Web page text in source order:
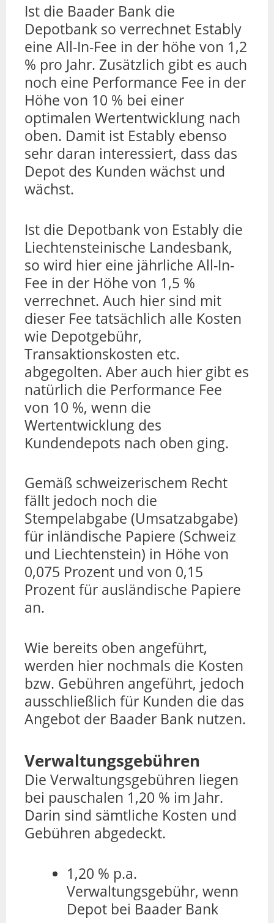
Ist die Baader Bank die
Depotbank so verrechnet Estably
eine All-In-Fee in der höhe von 1,2
% pro Jahr. Zusätzlich gibt es auch
noch eine Performance Fee in der
Höhe von 10 % bei einer
optimalen Wertentwicklung nach
oben. Damit ist Estably ebenso
sehr daran interessiert, dass das
Depot des Kunden wächst und
wächst.
Ist die Depotbank von Estably die
Liechtensteinische Landesbank,
so wird hier eine jährliche All-In-
Fee in der Höhe von 1,5 %
verrechnet. Auch hier sind mit
dieser Fee tatsächlich alle Kosten
wie Depotgebühr,
Transaktionskosten etc.
abgegolten. Aber auch hier gibt es
natürlich die Performance Fee
von 10 %, wenn die
Wertentwicklung des
Kundendepots nach oben ging.
Gemäß schweizerischem Recht
fällt jedoch noch die
Stempelabgabe (Umsatzabgabe)
für inländische Papiere (Schweiz
und Liechtenstein) in Höhe von
0,075 Prozent und von 0,15
Prozent für ausländische Papiere
an.
Wie bereits oben angeführt,
werden hier nochmals die Kosten
bzw. Gebühren angeführt, jedoch
ausschließlich für Kunden die das
Angebot der Baader Bank nutzen.
Verwaltungsgebühren
Die Verwaltungsgebühren liegen
bei pauschalen 1,20 % im Jahr.
Darin sind sämtliche Kosten und
Gebühren abgedeckt.
1,20 % p.a.
Verwaltungsgebühr, wenn
Depot bei Baader Bank